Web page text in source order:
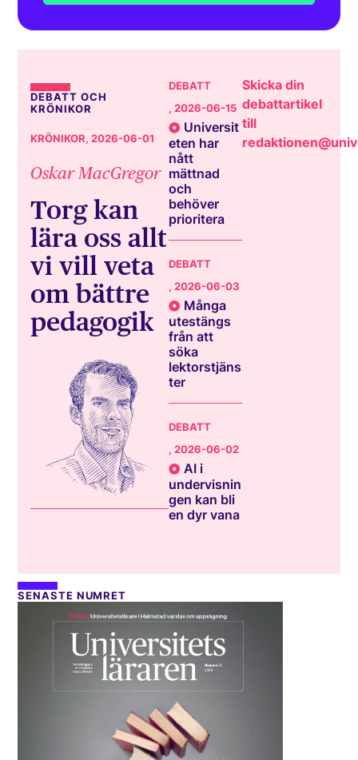
DEBATT OCH
KRÖNIKOR
KRÖNIKOR, 2026-06-01
Oskar MacGregor
Torg kan
lära oss allt
vi vill veta
om bättre
pedagogik
DEBATT
, 2026-06-15
Universit
eten har
nått
mättnad
och
behöver
prioritera
DEBATT
, 2026-06-03
Många
utestängs
från att
söka
lektorstjäns
ter
DEBATT
, 2026-06-02
AI i
undervisnin
gen kan bli
en dyr vana
Skicka din
debattartikel
till
SENASTE NUMRET